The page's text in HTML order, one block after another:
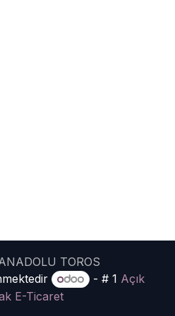
TOROS
- # 1 Açık
E-Ticaret